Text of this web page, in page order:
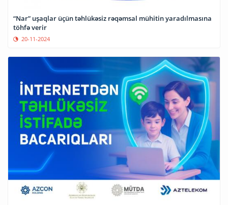
“Nar” uşaqlar üçün təhlükəsiz rəqəmsal mühitin yaradılmasına
töhfə verir
20-11-2024